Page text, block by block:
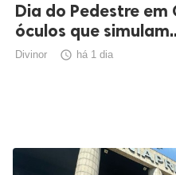
Dia do Pedestre
óculos que
Divinor  há 1 dia